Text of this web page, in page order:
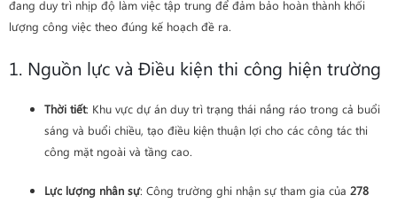
đang duy trì nhịp độ làm việc tập trung để đảm bảo hoàn thành khối
lượng công việc theo đúng kế hoạch đề ra.
1. Nguồn lực và Điều kiện thi công hiện trường
Thời tiết: Khu vực dự án duy trì trạng thái nắng ráo trong cả buổi
sáng và buổi chiều, tạo điều kiện thuận lợi cho các công tác thi
công mặt ngoài và tầng cao.
Lực lượng nhân sự: Công trường ghi nhận sự tham gia của 278